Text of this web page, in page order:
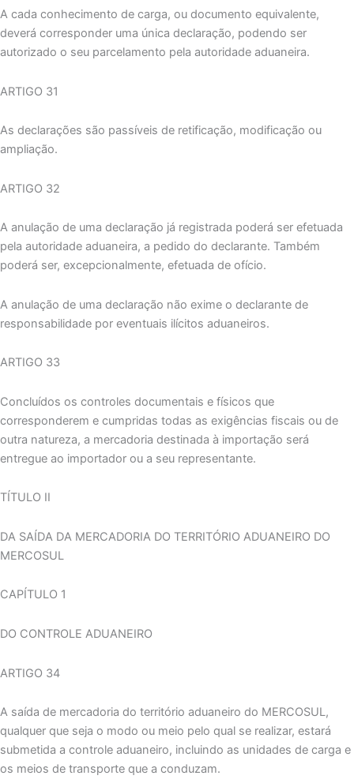
A cada conhecimento de carga, ou documento equivalente,
deverá corresponder uma única declaração, podendo ser
autorizado o seu parcelamento pela autoridade aduaneira.
ARTIGO 31
As declarações são passíveis de retificação, modificação ou
ampliação.
ARTIGO 32
A anulação de uma declaração já registrada poderá ser efetuada
pela autoridade aduaneira, a pedido do declarante. Também
poderá ser, excepcionalmente, efetuada de ofício.
A anulação de uma declaração não exime o declarante de
responsabilidade por eventuais ilícitos aduaneiros.
ARTIGO 33
Concluídos os controles documentais e físicos que
corresponderem e cumpridas todas as exigências fiscais ou de
outra natureza, a mercadoria destinada à importação será
entregue ao importador ou a seu representante.
TÍTULO II
DA SAÍDA DA MERCADORIA DO TERRITÓRIO ADUANEIRO DO
MERCOSUL
CAPÍTULO 1
DO CONTROLE ADUANEIRO
ARTIGO 34
A saída de mercadoria do território aduaneiro do MERCOSUL,
qualquer que seja o modo ou meio pelo qual se realizar, estará
submetida a controle aduaneiro, incluindo as unidades de carga e
os meios de transporte que a conduzam.